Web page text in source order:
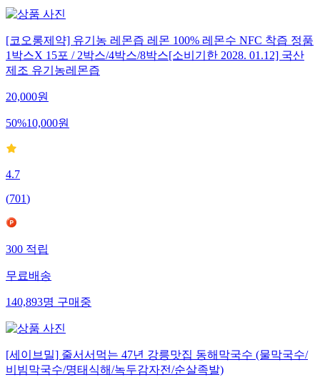
[코오롱제약] 유기농 레몬즙 레몬 100% 레몬수 NFC 착즙 정품
1박스X 15포 / 2박스/4박스/8박스[소비기한 2028. 01.12] 국산
제조 유기농레몬즙
20,000원
50%10,000원
4.7
(701)
300 적립
무료배송
140,893명 구매중
[세이브밀] 줄서서먹는 47년 강릉맛집 동해막국수 (물막국수/
비빔막국수/명태식해/녹두감자전/순살족발)